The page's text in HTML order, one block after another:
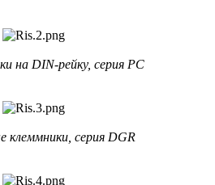
на DIN-рейку, серия PC
клеммники, серия DGR